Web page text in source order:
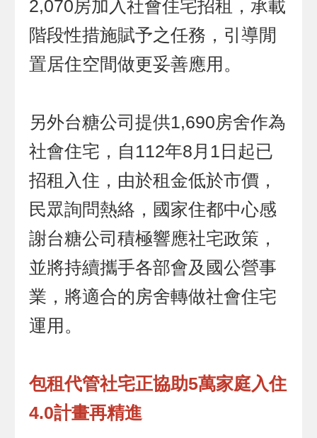
2,070房加入社會住宅招租，承載
階段性措施賦予之任務，引導閒
置居住空間做更妥善應用。
另外台糖公司提供1,690房舍作為
社會住宅，自112年8月1日起已
招租入住，由於租金低於市價，
民眾詢問熱絡，國家住都中心感
謝台糖公司積極響應社宅政策，
並將持續攜手各部會及國公營事
業，將適合的房舍轉做社會住宅
運用。
包租代管社宅正協助5萬家庭入住
4.0計畫再精進